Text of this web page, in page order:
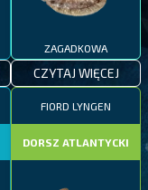
ZAGADKOWA
CZYTAJ WIĘCEJ
FIORD LYNGEN
DORSZ ATLANTYCKI